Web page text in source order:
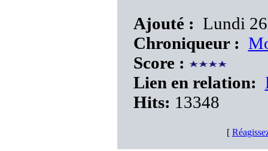
Ajouté : Lundi
Chroniqueur :
Score :
Lien en relation:
Hits: 13348
[